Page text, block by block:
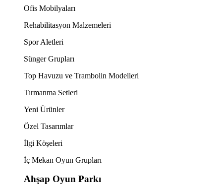
Ofis Mobilyaları
Rehabilitasyon Malzemeleri
Spor Aletleri
Sünger Grupları
Top Havuzu ve Trambolin Modelleri
Tırmanma Setleri
Yeni Ürünler
Özel Tasarımlar
İlgi Köşeleri
İç Mekan Oyun Grupları
Ahşap Oyun Parkı